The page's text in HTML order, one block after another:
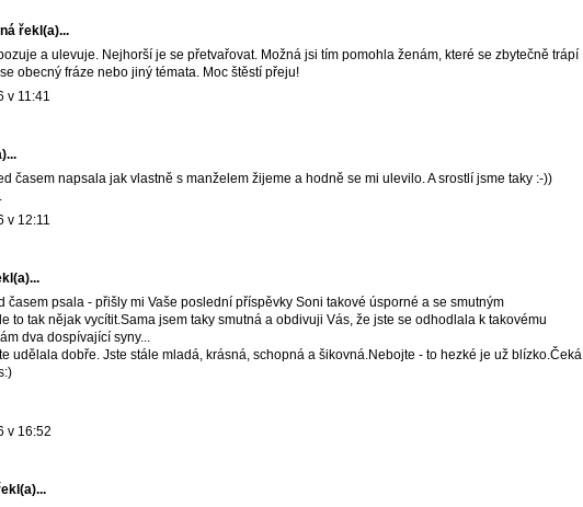
řekl(a)...
a ulevuje. Nejhorší je se přetvařovat. Možná jsi tím pomohla ženám, které se zbytečně trápí
obecný fráze nebo jiný témata. Moc štěstí přeju!
v 11:41
časem napsala jak vlastně s manželem žijeme a hodně se mi ulevilo. A srostlí jsme taky :-))
v 12:11
časem psala - přišly mi Vaše poslední příspěvky Soni takové úsporné a se smutným
to tak nějak vycítit.Sama jsem taky smutná a obdivuji Vás, že jste se odhodlala k takovému
dva dospívající syny...
udělala dobře. Jste stále mladá, krásná, schopná a šikovná.Nebojte - to hezké je už blízko.Čeká
v 16:52